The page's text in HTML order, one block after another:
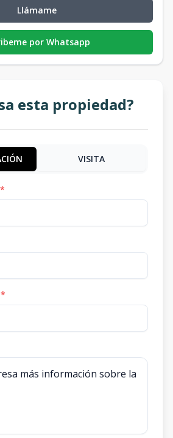
Llámame
por Whatsapp
esta propiedad?
VISITA
*
*